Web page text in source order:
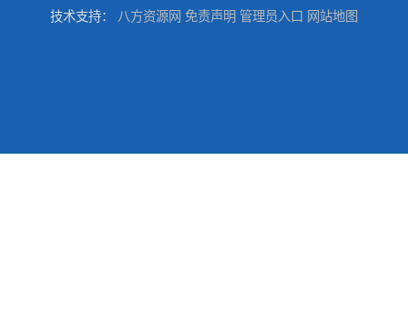
技术支持： 八方资源网 免责声明 管理员入口 网站地图